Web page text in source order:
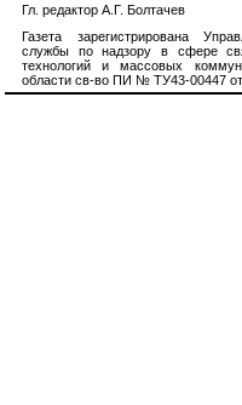
Гл. редактор А.Г. Болтачев
Газета зарегистрирована
службы по надзору в сфере
технологий и массовых
области св-во ПИ № ТУ43-00447 от